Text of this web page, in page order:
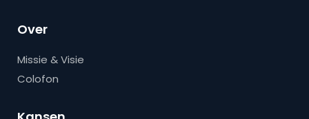
Over
Missie & Visie
Colofon